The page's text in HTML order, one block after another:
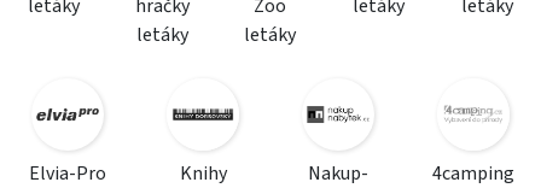
letáky
hračky
letáky
Zoo
letáky
letáky
letáky
Elvia-Pro
Knihy
Nakup-
4camping